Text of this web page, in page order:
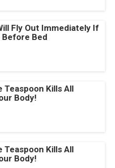
Fly Out Immediately If
Before Bed
Teaspoon Kills All
Body!
Teaspoon Kills All
Body!